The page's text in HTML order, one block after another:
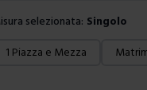
selezionata: Singolo
Scegli una misura
1 Piazza e Mezza